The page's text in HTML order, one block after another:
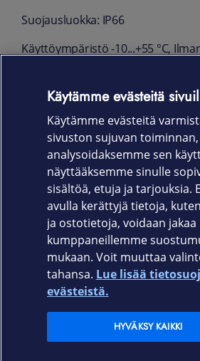
Suojausluokka: IP66
Käyttöympäristö -10...+55 °C,
Mitat: 126 x 49,2mm
Paino 293 g
Takuu
24 kk
Elisa.fi
Käytämme evästeitä
Käytämme evästeitä
sivuston sujuvan toiminnan,
analysoidaksemme sen
näyttääksemme sinulle
sisältöä, etuja ja tarjouksia.
avulla kerättyjä tietoja,
ja ostotietoja, voidaan jakaa
kumppaneillemme
mukaan. Voit muuttaa
tahansa. Lue lisää
evästeistä.
HYVÄKSY KAIKKI